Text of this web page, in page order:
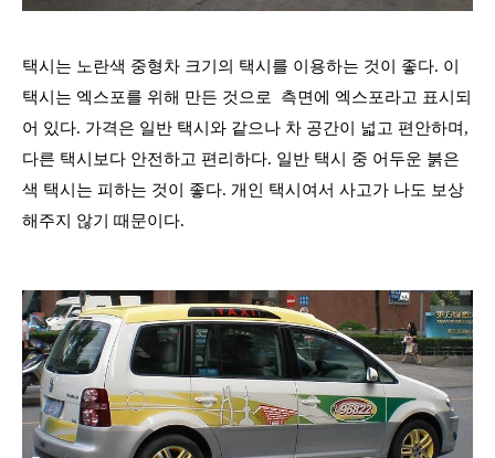
택시는 노란색 중형차 크기의 택시를 이용하는 것이 좋다. 이
택시는 엑스포를 위해 만든 것으로 측면에 엑스포라고 표시되
어 있다. 가격은 일반 택시와 같으나 차 공간이 넓고 편안하며 ,
다른 택시보다 안전하고 편리하다. 일반 택시 중 어두운 붉은
색 택시는 피하는 것이 좋다. 개인 택시여서 사고가 나도 보상
해주지 않기 때문이다.